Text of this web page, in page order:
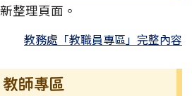
整理頁面。
教務處「教職員專區」完整內容
教師專區